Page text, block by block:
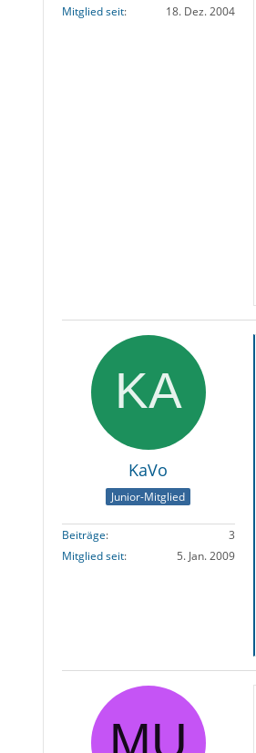
Mitglied seit
18. Dez. 2004
KaVo
Junior-Mitglied
Beiträge
3
Mitglied seit
5. Jan. 2009